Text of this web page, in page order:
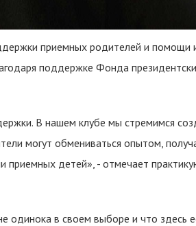
приемных родителей и помощи
поддержке Фонда
В нашем клубе мы стремимся
могут обмениваться опытом,
приемных детей», - отмечает
одинока в своем выборе и что здесь